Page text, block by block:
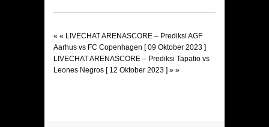
« « LIVECHAT ARENASCORE – Prediksi AGF
Aarhus vs FC Copenhagen [ 09 Oktober 2023 ]
LIVECHAT ARENASCORE – Prediksi Tapatio vs
Leones Negros [ 12 Oktober 2023 ] » »